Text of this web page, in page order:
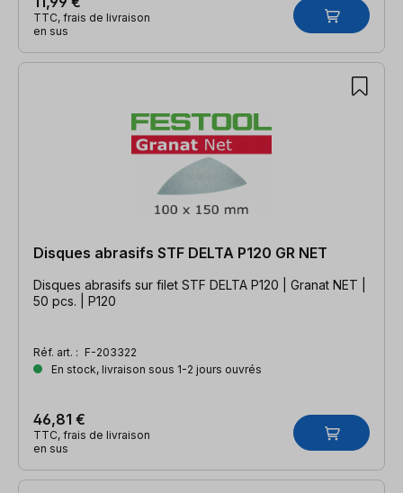
TTC, frais de livraison
en sus
Disques abrasifs STF DELTA P120 GR NET
Disques abrasifs sur filet STF DELTA P120 | Granat NET |
50 pcs. | P120
Réf. art. : F-203322
En stock, livraison sous 1-2 jours ouvrés
46,81 €
TTC, frais de livraison
en sus